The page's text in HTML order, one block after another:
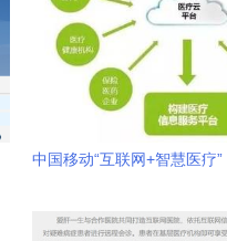
中国移动“互联网+智慧医疗